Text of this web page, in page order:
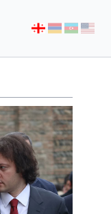
აირჩიეთ